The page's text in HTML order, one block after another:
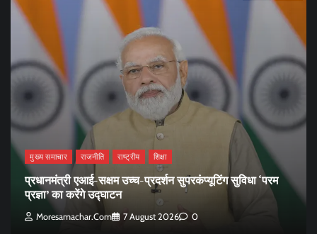
मुख्य समाचार राजनीति राष्ट्रीय शिक्षा
प्रधानमंत्री एआई-सक्षम उच्च-प्रदर्शन सुपरकंप्यूटिंग सुविधा ‘परम
प्रज्ञा’ का करेंगे उद्घाटन
Moresamachar.com 7 August 2026 0